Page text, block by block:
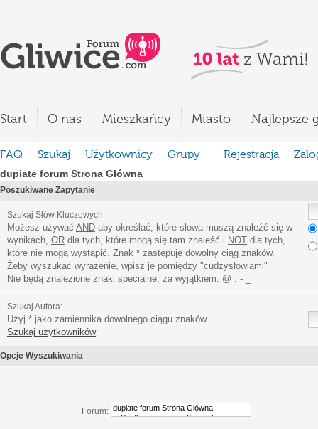
Start O nas Mieszkańcy Miasto Najlepsze
FAQ Szukaj Użytkownicy Grupy Rejestracja
dupiate forum Strona Główna
Poszukiwane Zapytanie
Szukaj Słów Kluczowych:
Możesz używać AND aby określać, które słowa muszą znaleźć się w
wynikach, OR dla tych, które mogą się tam znaleść i NOT dla tych,
które nie mogą wystąpić. Znak * zastępuje dowolny ciąg znaków.
Żeby wyszukać wyrażenie, wpisz je pomiędzy "cudzysłowiami"
Nie będą znalezione znaki specialne, za wyjątkiem: @ . - _
Szukaj Autora:
Użyj * jako zamiennika dowolnego ciągu znaków
Szukaj użytkowników
Opcje Wyszukiwania
Forum: